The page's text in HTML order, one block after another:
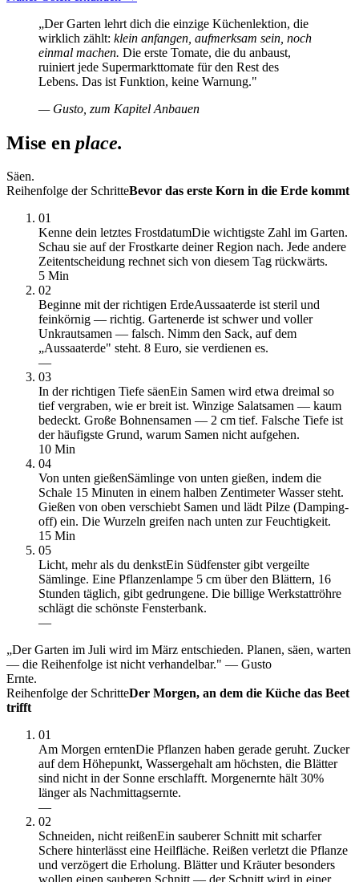
„Der Garten lehrt dich die einzige Küchenlektion, die
wirklich zählt: klein anfangen, aufmerksam sein, noch
einmal machen. Die erste Tomate, die du anbaust,
ruiniert jede Supermarkttomate für den Rest des
Lebens. Das ist Funktion, keine Warnung."
— Gusto, zum Kapitel Anbauen
Mise en place.
Säen.
Reihenfolge der SchritteBevor das erste Korn in die Erde kommt
01
Kenne dein letztes FrostdatumDie wichtigste Zahl im Garten.
Schau sie auf der Frostkarte deiner Region nach. Jede andere
Zeitentscheidung rechnet sich von diesem Tag rückwärts.
5 Min
02
Beginne mit der richtigen ErdeAussaaterde ist steril und
feinkörnig — richtig. Gartenerde ist schwer und voller
Unkrautsamen — falsch. Nimm den Sack, auf dem
„Aussaaterde" steht. 8 Euro, sie verdienen es.
—
03
In der richtigen Tiefe säenEin Samen wird etwa dreimal so
tief vergraben, wie er breit ist. Winzige Salatsamen — kaum
bedeckt. Große Bohnensamen — 2 cm tief. Falsche Tiefe ist
der häufigste Grund, warum Samen nicht aufgehen.
10 Min
04
Von unten gießenSämlinge von unten gießen, indem die
Schale 15 Minuten in einem halben Zentimeter Wasser steht.
Gießen von oben verschiebt Samen und lädt Pilze (Damping-
off) ein. Die Wurzeln greifen nach unten zur Feuchtigkeit.
15 Min
05
Licht, mehr als du denkstEin Südfenster gibt vergeilte
Sämlinge. Eine Pflanzenlampe 5 cm über den Blättern, 16
Stunden täglich, gibt gedrungene. Die billige Werkstattröhre
schlägt die schönste Fensterbank.
—
„Der Garten im Juli wird im März entschieden. Planen, säen, warten
— die Reihenfolge ist nicht verhandelbar." — Gusto
Ernte.
Reihenfolge der SchritteDer Morgen, an dem die Küche das Beet
trifft
01
Am Morgen erntenDie Pflanzen haben gerade geruht. Zucker
auf dem Höhepunkt, Wassergehalt am höchsten, die Blätter
sind nicht in der Sonne erschlafft. Morgenernte hält 30%
länger als Nachmittagsernte.
—
02
Schneiden, nicht reißenEin sauberer Schnitt mit scharfer
Schere hinterlässt eine Heilfläche. Reißen verletzt die Pflanze
und verzögert die Erholung. Blätter und Kräuter besonders